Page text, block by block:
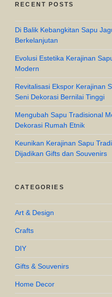
RECENT POSTS
Di Balik Kebangkitan Sapu
Berkelanjutan
Evolusi Estetika Kerajinan
Modern
Revitalisasi Ekspor Kerajinan
Seni Dekorasi Bernilai Tinggi
Mengubah Sapu Tradisional
Dekorasi Rumah Etnik
Keunikan Kerajinan Sapu
Dijadikan Gifts dan Souvenirs
CATEGORIES
Art & Design
Crafts
DIY
Gifts & Souvenirs
Home Decor